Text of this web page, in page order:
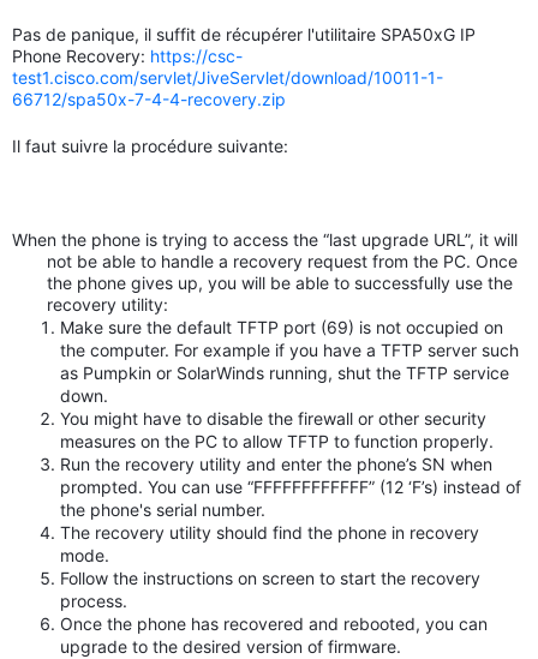
Pas de panique, il suffit de récupérer l'utilitaire SPA50xG IP
Phone Recovery: https://csc-
test1.cisco.com/servlet/JiveServlet/download/10011-1-
66712/spa50x-7-4-4-recovery.zip
Il faut suivre la procédure suivante:
When the phone is trying to access the “last upgrade URL”, it will
not be able to handle a recovery request from the PC. Once
the phone gives up, you will be able to successfully use the
recovery utility:
Make sure the default TFTP port (69) is not occupied on
the computer. For example if you have a TFTP server such
as Pumpkin or SolarWinds running, shut the TFTP service
down.
You might have to disable the firewall or other security
measures on the PC to allow TFTP to function properly.
Run the recovery utility and enter the phone’s SN when
prompted. You can use “FFFFFFFFFFFF” (12 ‘F’s) instead of
the phone's serial number.
The recovery utility should find the phone in recovery
mode.
Follow the instructions on screen to start the recovery
process.
Once the phone has recovered and rebooted, you can
upgrade to the desired version of firmware.